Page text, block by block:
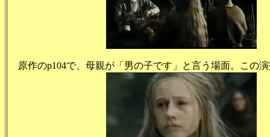
原作のp104で、母親が「男の子です」と言う場面。この